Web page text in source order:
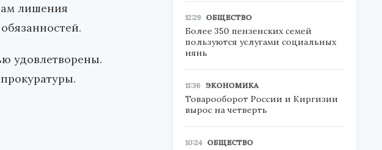
лишения
удовлетворены.
12:29 ОБЩЕСТВО
Более 350 пензенских семей
пользуются услугами социальных
нянь
11:36 ЭКОНОМИКА
Товарооборот России и Киргизии
вырос на четверть
10:24 ОБЩЕСТВО